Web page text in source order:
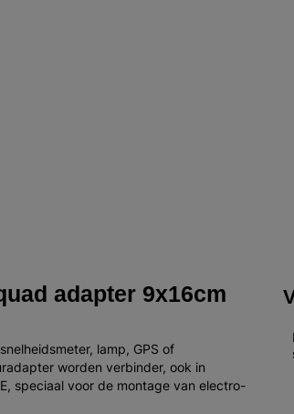
adapter 9x16cm
lamp, GPS of
worden verbinder, ook in
speciaal voor de montage van electro-